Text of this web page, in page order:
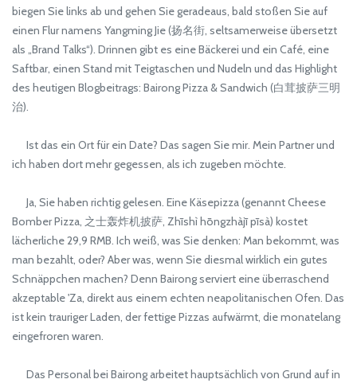
biegen Sie links ab und gehen Sie geradeaus, bald stoßen Sie auf
einen Flur namens Yangming Jie (扬名街, seltsamerweise übersetzt
als „Brand Talks“). Drinnen gibt es eine Bäckerei und ein Café, eine
Saftbar, einen Stand mit Teigtaschen und Nudeln und das Highlight
des heutigen Blogbeitrags: Bairong Pizza & Sandwich (白茸披萨三明
治).
Ist das ein Ort für ein Date? Das sagen Sie mir. Mein Partner und
ich haben dort mehr gegessen, als ich zugeben möchte.
Ja, Sie haben richtig gelesen. Eine Käsepizza (genannt Cheese
Bomber Pizza, 之士轰炸机披萨, Zhīshì hōngzhàjī pīsà) kostet
lächerliche 29,9 RMB. Ich weiß, was Sie denken: Man bekommt, was
man bezahlt, oder? Aber was, wenn Sie diesmal wirklich ein gutes
Schnäppchen machen? Denn Bairong serviert eine überraschend
akzeptable 'Za, direkt aus einem echten neapolitanischen Ofen. Das
ist kein trauriger Laden, der fettige Pizzas aufwärmt, die monatelang
eingefroren waren.
Das Personal bei Bairong arbeitet hauptsächlich von Grund auf in